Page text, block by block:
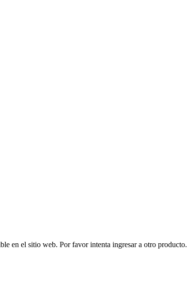
en el sitio web. Por favor intenta ingresar a otro producto.